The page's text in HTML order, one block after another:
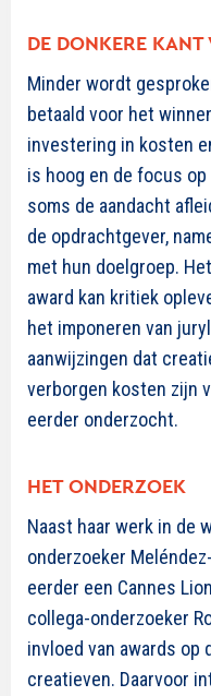
DE DONKERE
Minder wordt
betaald voor het
investering in kosten
is hoog en de focus
soms de aandacht
de opdrachtgever,
met hun doelgroep.
award kan kritiek
het imponeren van
aanwijzingen dat
verborgen kosten zijn
eerder onderzocht.
HET ONDERZOEK
Naast haar werk in de
onderzoeker
eerder een Cannes
collega-onderzoeker
invloed van awards op
creatieven. Daarvoor